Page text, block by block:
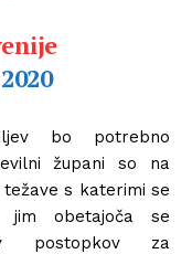
bo potrebno
župani so na
s katerimi se
jim obetajoča se
postopkov za